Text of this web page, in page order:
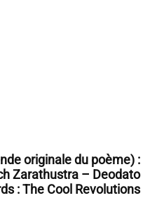
originale du poème) :
Zarathustra – Deodato
: The Cool Revolutions